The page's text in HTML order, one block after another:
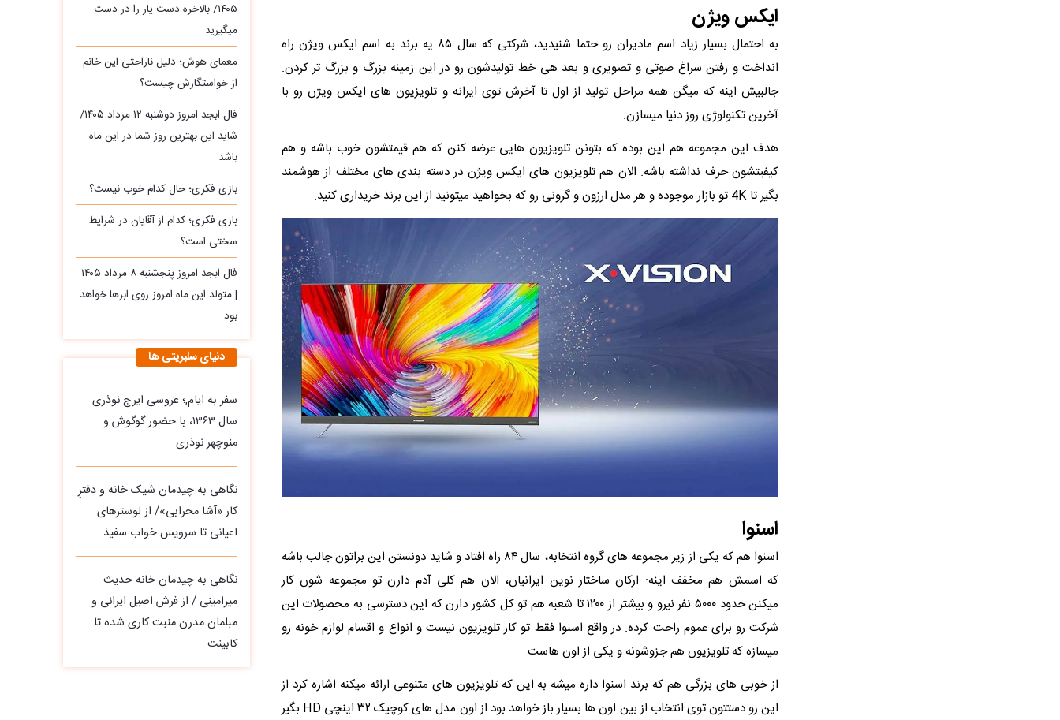
ایکس ویژن
به احتمال بسیار زیاد اسم مادیران رو حتما شنیدید، شرکتی که سال ۸۵ یه برند به اسم ایکس ویژن راه
انداخت و رفتن سراغ صوتی و تصویری و بعد هی خط تولیدشون رو در این زمینه بزرگ و بزرگ‌ تر کردن.
جالبیش اینه که میگن همه مراحل تولید از اول تا آخرش توی ایرانه و تلویزیون های ایکس ویژن رو با
آخرین تکنولوژی روز دنیا میسازن.
هدف این مجموعه هم این بوده که بتونن تلویزیون‌ هایی عرضه کنن که هم قیمتشون خوب باشه و هم
کیفیتشون حرف نداشته باشه. الان هم تلویزیون‌ های ایکس ویژن در دسته‌ بندی‌ های مختلف از هوشمند
بگیر تا 4K تو بازار موجوده و هر مدل ارزون و گرونی رو که بخواهید میتونید از این برند خریداری کنید.
اسنوا
اسنوا هم که یکی از زیر مجموعه های گروه انتخابه، سال ۸۴ راه افتاد و شاید دونستن این براتون جالب باشه
که اسمش هم مخفف اینه: ارکان ساختار نوین ایرانیان، الان هم کلی آدم دارن تو مجموعه شون کار
میکنن حدود ۵۰۰۰ نفر نیرو و بیشتر از ۱۲۰۰ تا شعبه هم تو کل کشور دارن که این دسترسی به محصولات این
شرکت رو برای عموم راحت کرده. در واقع اسنوا فقط تو کار تلویزیون نیست و انواع و اقسام لوازم خونه رو
میسازه که تلویزیون هم جزوشونه و یکی از اون هاست.
از خوبی های بزرگی هم که برند اسنوا داره میشه به این که تلویزیون‌ های متنوعی ارائه میکنه اشاره کرد از
این رو دستتون توی انتخاب از بین اون ها بسیار باز خواهد بود از اون مدل‌ های کوچیک ۳۲ اینچی HD بگیر
۱۴۰۵/ بالاخره دست یار را در دست
میگیرید
معمای هوش؛ دلیل ناراحتی این خانم
از خواستگارش چیست؟
فال ابجد امروز دوشنبه ۱۲ مرداد ۱۴۰۵/
شاید این بهترین روز شما در این ماه
باشد
بازی فکری؛ حال کدام خوب نیست؟
بازی فکری؛ کدام از آقایان در شرایط
سختی است؟
فال ابجد امروز پنجشنبه ۸ مرداد ۱۴۰۵
| متولد این ماه امروز روی ابرها خواهد
بود
دنیای سلبریتی ها
سفر به ایام,؛ عروسی ایرج نوذری
سال ۱۳۶۳، با حضور گوگوش و
منوچهر نوذری
نگاهی به چیدمان شیک خانه و دفترِ
کار «آشا محرابی»/ از لوسترهای
اعیانی تا سرویس خواب سفیذ
نگاهی به چیدمان خانه حدیث
میرامینی / از فرش اصیل ایرانی و
مبلمان مدرن منبت‌ کاری‌ شده تا
کابینت